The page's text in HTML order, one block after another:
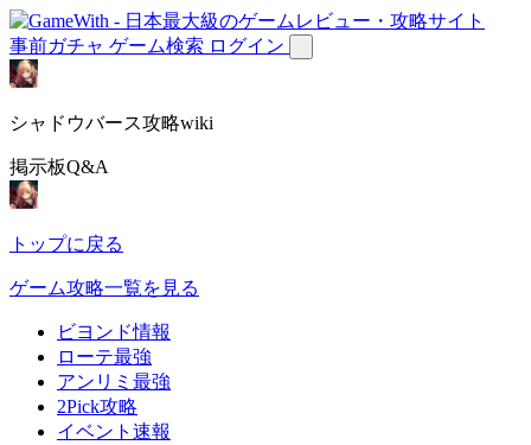
事前ガチャ ゲーム検索 ログイン
シャドウバース攻略wiki
掲示板Q&A
トップに戻る
ゲーム攻略一覧を見る
ビヨンド情報
ローテ最強
アンリミ最強
2Pick攻略
イベント速報